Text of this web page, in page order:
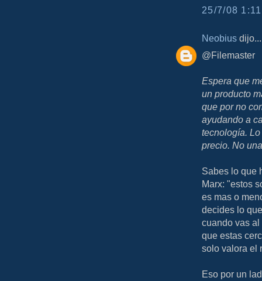
25/7/08
Neobius dijo...
@Filemaster
Espera que
un producto
que por no
ayudando a
tecnología.
precio. No
Sabes lo que
Marx: "estos
es mas o
decides lo
cuando vas
que estas
solo valora el
Eso por un